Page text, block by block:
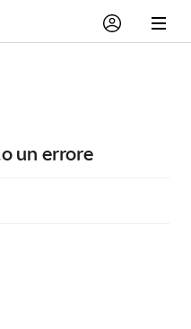
un errore